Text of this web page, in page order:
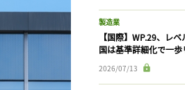
製造業
【国際】WP.29、レ
国は基準詳細化で一歩
2026/07/13